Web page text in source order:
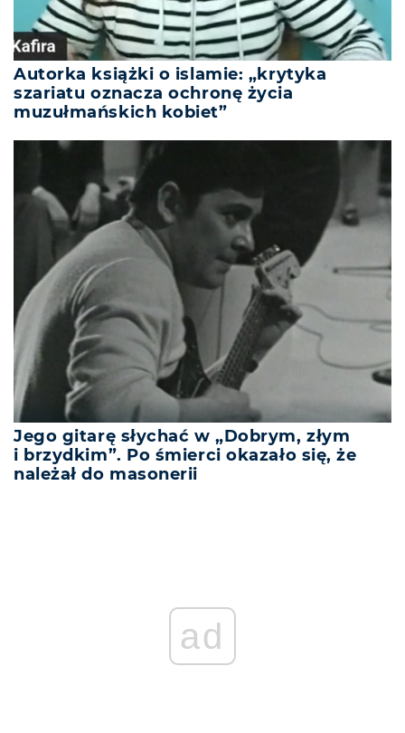
Autorka książki o islamie: „krytyka
szariatu oznacza ochronę życia
muzułmańskich kobiet”
Jego gitarę słychać w „Dobrym, złym
i brzydkim”. Po śmierci okazało się, że
należał do masonerii
ad